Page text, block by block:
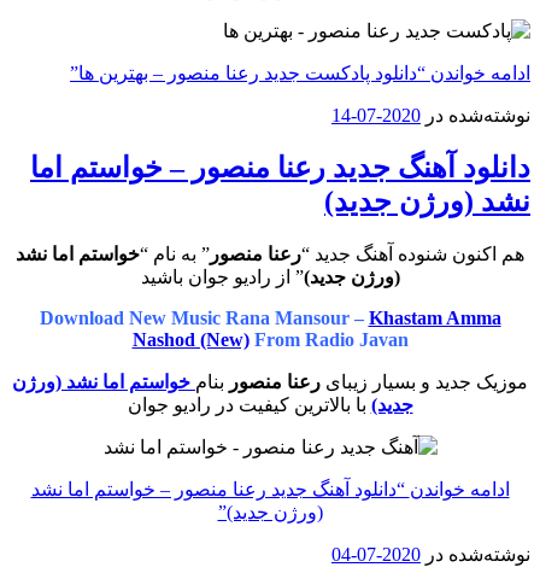
ادامه خواندن “دانلود پادکست جدید رعنا منصور – بهترین ها”
نوشته‌شده در 2020-07-14
دانلود آهنگ جدید رعنا منصور – خواستم اما
نشد (ورژن جدید)
هم اکنون شنوده آهنگ جدید “رعنا منصور ” به نام “خواستم اما نشد
(ورژن جدید)” از رادیو جوان باشید
Download New Music Rana Mansour – Khastam Amma
Nashod (New)From Radio Javan
موزیک جدید و بسیار زیبای رعنا منصور بنام خواستم اما نشد (ورژن
جدید) با بالاترین کیفیت در رادیو جوان
ادامه خواندن “دانلود آهنگ جدید رعنا منصور – خواستم اما نشد
(ورژن جدید)”
نوشته‌شده در 2020-07-04